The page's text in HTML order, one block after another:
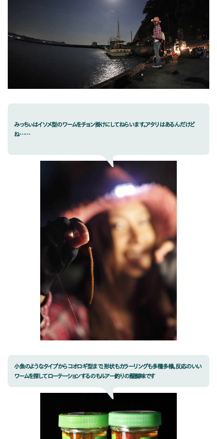
みっちぃはイソメ型のワームをチョン掛けにしてねらいます。アタリはあるんだけど
ね……
小魚のようなタイプからコオロギ型まで、形状もカラーリングも多種多様。反応のいい
ワームを探してローテーションするのもルアー釣りの醍醐味です